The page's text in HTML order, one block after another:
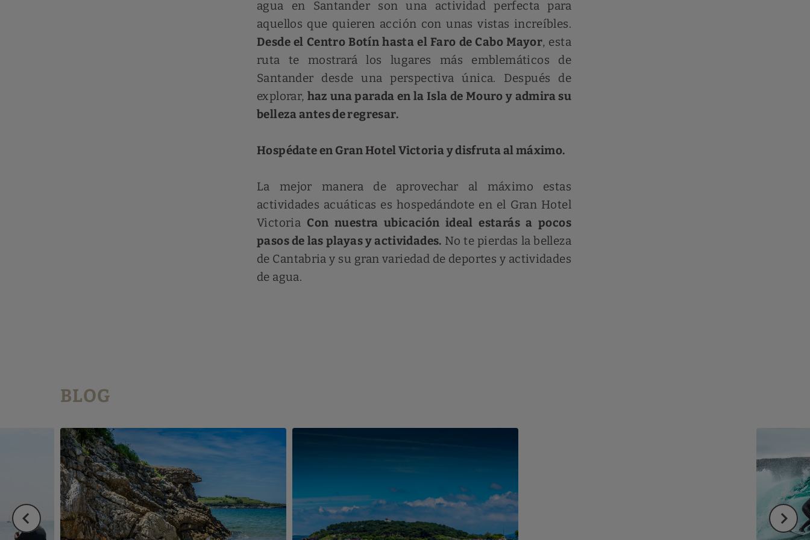
agua en Santander son una actividad perfecta para
aquellos que quieren acción con unas vistas increíbles.
Desde el Centro Botín hasta el Faro de Cabo Mayor, esta
ruta te mostrará los lugares más emblemáticos de
Santander desde una perspectiva única. Después de
explorar, haz una parada en la Isla de Mouro y admira su
belleza antes de regresar.
Hospédate en Gran Hotel Victoria y disfruta al máximo.
La mejor manera de aprovechar al máximo estas
actividades acuáticas es hospedándote en el Gran Hotel
Victoria Con nuestra ubicación ideal estarás a pocos
pasos de las playas y actividades. No te pierdas la belleza
de Cantabria y su gran variedad de deportes y actividades
de agua.
BLOG